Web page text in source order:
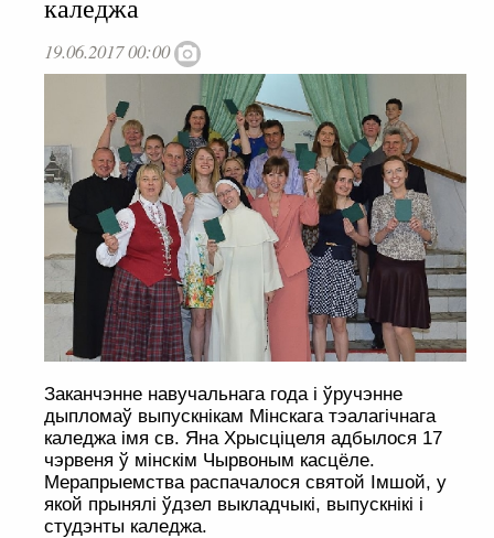
каледжа
19.06.2017 00:00
Заканчэнне навучальнага года і ўручэнне
дыпломаў выпускнікам Мінскага тэалагічнага
каледжа імя св. Яна Хрысціцеля адбылося 17
чэрвеня ў мінскім Чырвоным касцёле.
Мерапрыемства распачалося святой Імшой, у
якой прынялі ўдзел выкладчыкі, выпускнікі і
студэнты каледжа.